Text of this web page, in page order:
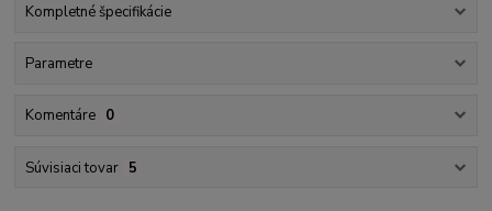
Kompletné špecifikácie
Parametre
Komentáre 0
Súvisiaci tovar 5